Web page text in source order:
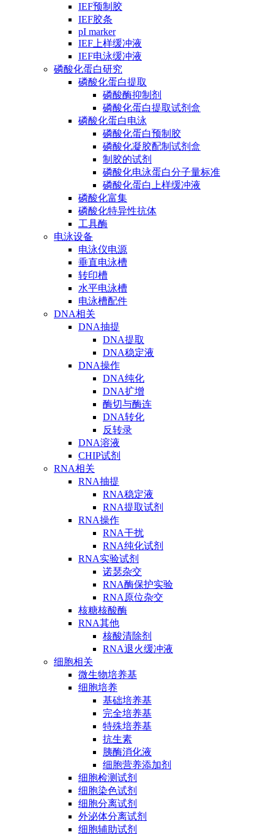
IEF预制胶
IEF胶条
pI marker
IEF上样缓冲液
IEF电泳缓冲液
磷酸化蛋白研究
磷酸化蛋白提取
磷酸酶抑制剂
磷酸化蛋白提取试剂盒
磷酸化蛋白电泳
磷酸化蛋白预制胶
磷酸化凝胶配制试剂盒
制胶的试剂
磷酸化电泳蛋白分子量标准
磷酸化蛋白上样缓冲液
磷酸化富集
磷酸化特异性抗体
工具酶
电泳设备
电泳仪电源
垂直电泳槽
转印槽
水平电泳槽
电泳槽配件
DNA相关
DNA抽提
DNA提取
DNA稳定液
DNA操作
DNA纯化
DNA扩增
酶切与酶连
DNA转化
反转录
DNA溶液
CHIP试剂
RNA相关
RNA抽提
RNA稳定液
RNA提取试剂
RNA操作
RNA干扰
RNA纯化试剂
RNA实验试剂
诺瑟杂交
RNA酶保护实验
RNA原位杂交
核糖核酸酶
RNA其他
核酸清除剂
RNA退火缓冲液
细胞相关
微生物培养基
细胞培养
基础培养基
完全培养基
特殊培养基
抗生素
胰酶消化液
细胞营养添加剂
细胞检测试剂
细胞染色试剂
细胞分离试剂
外泌体分离试剂
细胞辅助试剂